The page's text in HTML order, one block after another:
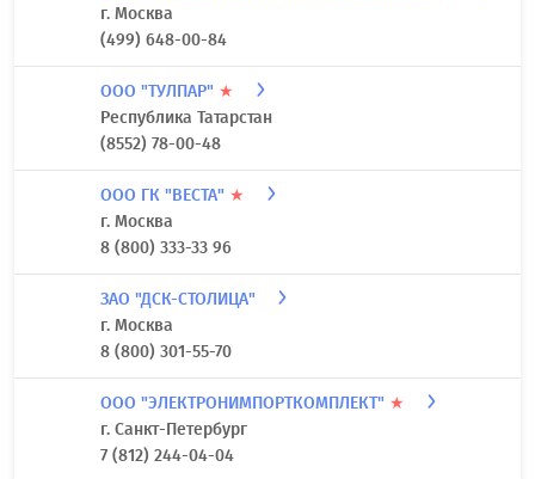
г. Москва
(499) 648-00-84
ООО "ТУЛПАР" ★
Республика Татарстан
(8552) 78-00-48
ООО ГК "ВЕСТА" ★
г. Москва
8 (800) 333-33 96
ЗАО "ДСК-СТОЛИЦА"
г. Москва
8 (800) 301-55-70
ООО "ЭЛЕКТРОНИМПОРТКОМПЛЕКТ" ★
г. Санкт-Петербург
7 (812) 244-04-04